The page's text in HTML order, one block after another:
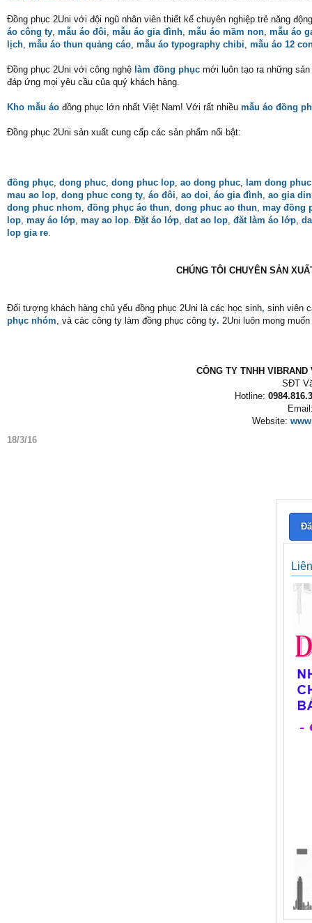
Đồng phục 2Uni với đội ngũ nhân viên thiết kế chuyên nghiệp trẻ năng
áo công ty, mẫu áo đôi, mẫu áo gia đình, mẫu áo mầm non, mẫu áo
lịch, mẫu áo thun quảng cáo, mẫu áo typography chibi, mẫu áo 12
Đồng phục 2Uni với công nghệ làm đồng phục mới luôn tạo ra những
đáp ứng mọi yêu cầu của quý khách hàng.
Kho mẫu áo đồng phục lớn nhất Việt Nam! Với rất nhiều mẫu áo đồng
Đồng phục 2Uni sản xuất cung cấp các sản phẩm nổi bật:
đồng phục, dong phuc, dong phuc lop, ao dong phuc, lam dong phuc
mau ao lop, dong phuc cong ty, áo đôi, ao doi, áo gia đình, ao gia
dong phuc nhom, đồng phục áo thun, dong phuc ao thun, may đồng
lop, may áo lớp, may ao lop. Đặt áo lớp, dat ao lop, đăt làm áo lớp,
lop gia re.
CHÚNG TÔI CHUYÊN SẢN
Đối tượng khách hàng chủ yếu đồng phục 2Uni là các học sinh, sinh viên
phục nhóm, và các công ty làm đồng phục công ty. 2Uni luôn mong
CÔNG TY TNHH
SĐT
Hotline:
Website:
18/3/16